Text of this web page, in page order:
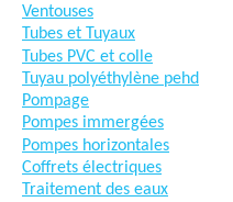
Ventouses
Tubes et Tuyaux
Tubes PVC et colle
Tuyau polyéthylène pehd
Pompage
Pompes immergées
Pompes horizontales
Coffrets électriques
Traitement des eaux